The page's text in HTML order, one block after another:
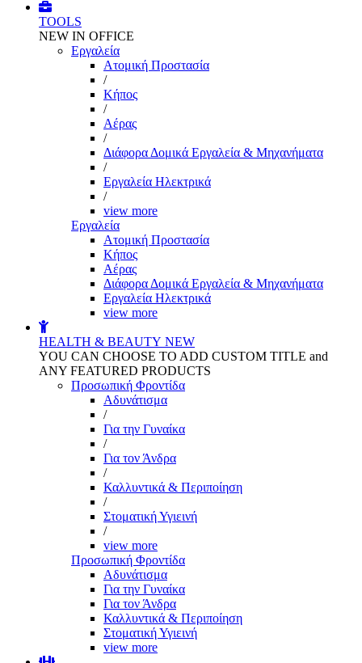
TOOLS
NEW IN OFFICE
Εργαλεία
Aτομική Προστασία
/
Kήπος
/
Αέρας
/
Διάφορα Δομικά Εργαλεία & Μηχανήματα
/
Εργαλεία Ηλεκτρικά
/
view more
Εργαλεία
Aτομική Προστασία
Kήπος
Αέρας
Διάφορα Δομικά Εργαλεία & Μηχανήματα
Εργαλεία Ηλεκτρικά
view more
HEALTH & BEAUTY NEW
YOU CAN CHOOSE TO ADD CUSTOM TITLE and
ANY FEATURED PRODUCTS
Προσωπική Φροντίδα
Αδυνάτισμα
/
Για την Γυναίκα
/
Για τον Άνδρα
/
Καλλυντικά & Περιποίηση
/
Στοματική Υγιεινή
/
view more
Προσωπική Φροντίδα
Αδυνάτισμα
Για την Γυναίκα
Για τον Άνδρα
Καλλυντικά & Περιποίηση
Στοματική Υγιεινή
view more